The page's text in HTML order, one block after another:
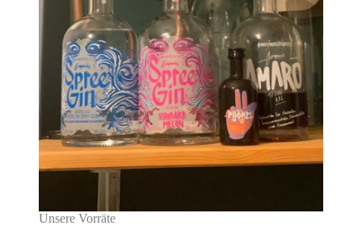
Unsere Vorräte